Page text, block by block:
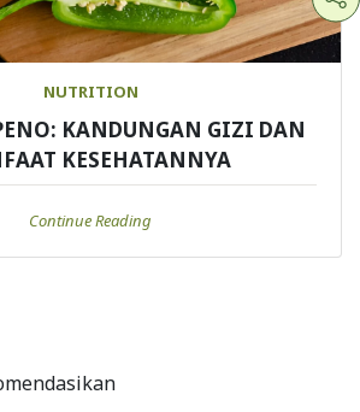
NUTRITION
KANDUNGAN GIZI DAN
KESEHATANNYA
Continue Reading